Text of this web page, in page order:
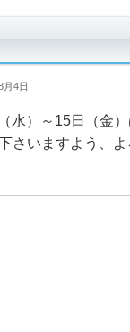
月4日
水）～15日（金
さいますよう、よ